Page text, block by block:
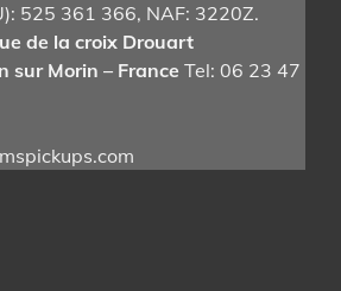
525 361 366, NAF: 3220Z.
de la croix Drouart
sur Morin – France Tel: 06 23 47